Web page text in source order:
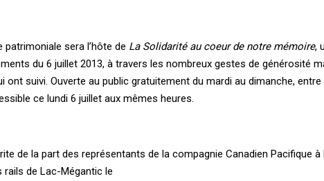
sera l’hôte de La Solidarité au coeur de notre mémoire,
du 6 juillet 2013, à travers les nombreux gestes de générosité
ont suivi. Ouverte au public gratuitement du mardi au dimanche, entre
ce lundi 6 juillet aux mêmes heures.
de la part des représentants de la compagnie Canadien Pacifique à
rails de Lac-Mégantic le